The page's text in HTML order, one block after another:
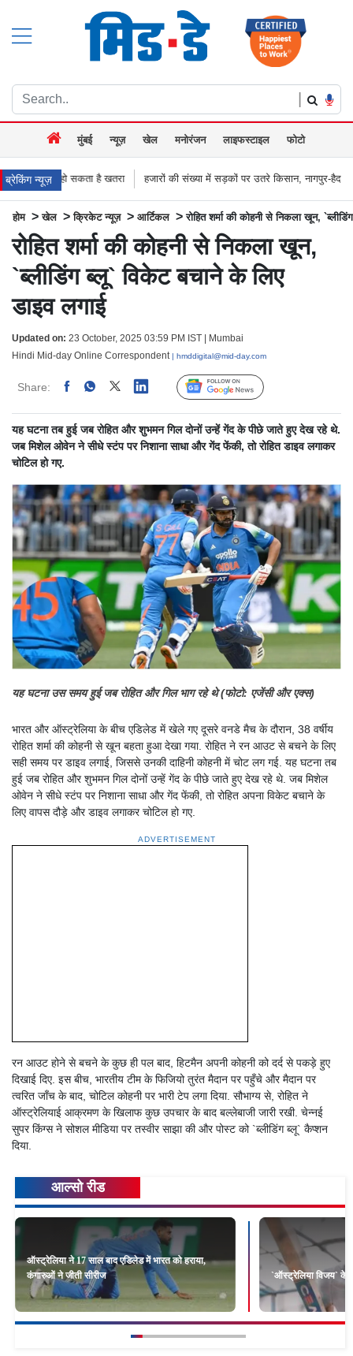
|
मुंबई न्यूज़ खेल मनोरंजन लाइफस्टाइल फोटो
ब्रेकिंग न्यूज़
है खतरा हजारों की संख्या में सड़कों पर उतरे किसान, नागपुर-हैदराबाद राजमार्ग किया
होम >खेल >क्रिकेट न्यूज़ > आर्टिकल >रोहित शर्मा की कोहनी से निकला खून,
रोहित शर्मा की कोहनी से निकला खून,
`ब्लीडिंग ब्लू` विकेट बचाने के लिए
डाइव लगाई
Updated on: 23 October, 2025 03:59 PM IST | Mumbai
Hindi Mid-day Online Correspondent | hmddigital@mid-day.com
Share: Linked Follow Us
यह घटना तब हुई जब रोहित और शुभमन गिल दोनों उन्हें गेंद के पीछे जाते हुए देख रहे थे.
जब मिशेल ओवेन ने सीधे स्टंप पर निशाना साधा और गेंद फेंकी, तो रोहित डाइव लगाकर
चोटिल हो गए.
यह घटना उस समय हुई जब रोहित और गिल भाग रहे थे (फोटो: एजेंसी और एक्स)
भारत और ऑस्ट्रेलिया के बीच एडिलेड में खेले गए दूसरे वनडे मैच के दौरान, 38 वर्षीय
रोहित शर्मा की कोहनी से खून बहता हुआ देखा गया. रोहित ने रन आउट से बचने के लिए
सही समय पर डाइव लगाई, जिससे उनकी दाहिनी कोहनी में चोट लग गई. यह घटना तब
हुई जब रोहित और शुभमन गिल दोनों उन्हें गेंद के पीछे जाते हुए देख रहे थे. जब मिशेल
ओवेन ने सीधे स्टंप पर निशाना साधा और गेंद फेंकी, तो रोहित अपना विकेट बचाने के
लिए वापस दौड़े और डाइव लगाकर चोटिल हो गए.
ADVERTISEMENT
रन आउट होने से बचने के कुछ ही पल बाद, हिटमैन अपनी कोहनी को दर्द से पकड़े हुए
दिखाई दिए. इस बीच, भारतीय टीम के फिजियो तुरंत मैदान पर पहुँचे और मैदान पर
त्वरित जाँच के बाद, चोटिल कोहनी पर भारी टेप लगा दिया. सौभाग्य से, रोहित ने
ऑस्ट्रेलियाई आक्रमण के खिलाफ कुछ उपचार के बाद बल्लेबाजी जारी रखी. चेन्नई
सुपर किंग्स ने सोशल मीडिया पर तस्वीर साझा की और पोस्ट को `ब्लीडिंग ब्लू` कैप्शन
दिया.
आल्सो रीड
ऑस्ट्रेलिया ने 17 साल बाद एडिलेड में भारत को हराया,
कंगारुओं ने जीती सीरीज
`ऑस्ट्रेलिया विजय` के